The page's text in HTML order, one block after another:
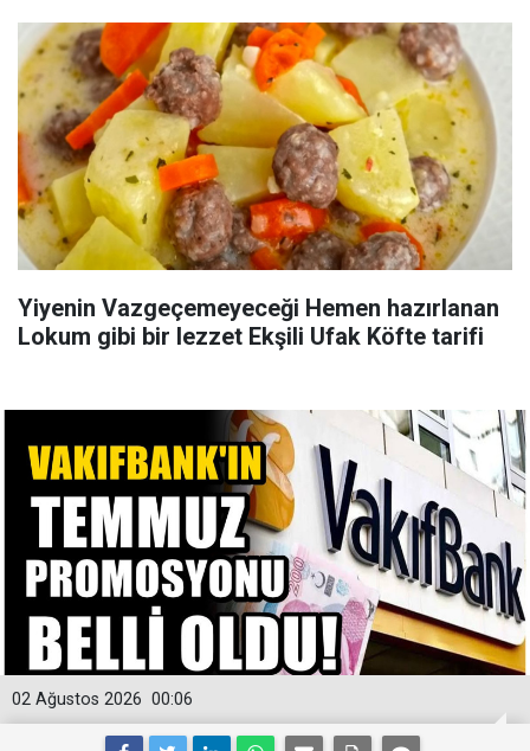
Yiyenin Vazgeçemeyeceği Hemen hazırlanan
Lokum gibi bir lezzet Ekşili Ufak Köfte tarifi
00:06
02 Ağustos 2026